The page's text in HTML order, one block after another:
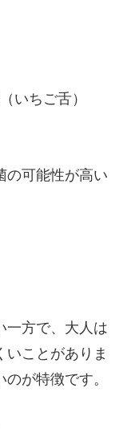
いちご舌）
の可能性が高い
一方で、大人は
ことがありま
が特徴です。